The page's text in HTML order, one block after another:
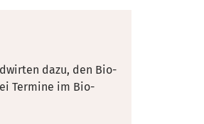
dazu, den Bio-
Termine im Bio-